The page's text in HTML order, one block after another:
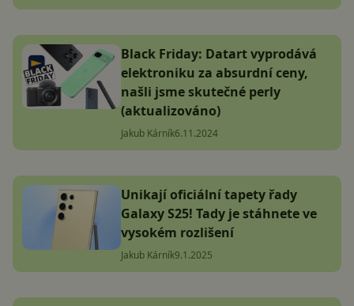
Black Friday: Datart vyprodává
elektroniku za absurdní ceny,
našli jsme skutečné perly
(aktualizováno)
Jakub Kárník6.11.2024
Unikají oficiální tapety řady
Galaxy S25! Tady je stáhnete ve
vysokém rozlišení
Jakub Kárník9.1.2025